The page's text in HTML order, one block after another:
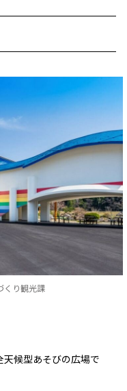
くり観光課
候型あそびの広場で